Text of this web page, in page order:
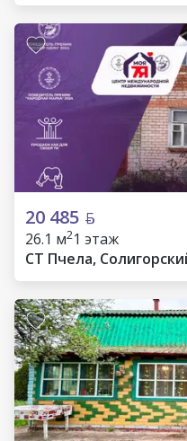
20 485
26.1 м21 этаж
СТ Пчела,